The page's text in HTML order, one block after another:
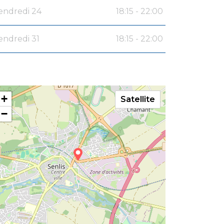
24 18:15 - 22:00
31 18:15 - 22:00
+
−
Satellite